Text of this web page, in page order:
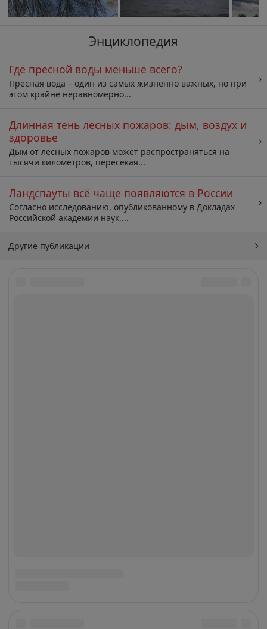
Энциклопедия
Где пресной воды меньше всего?
Пресная вода – один из самых жизненно важных, но при
этом крайне неравномерно...
Длинная тень лесных пожаров: дым, воздух и
здоровье
Дым от лесных пожаров может распространяться на
тысячи километров, пересекая...
Ландспауты всё чаще появляются в России
Согласно исследованию, опубликованному в Докладах
Российской академии наук,...
Другие публикации